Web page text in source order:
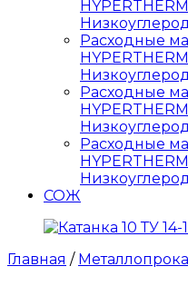
Расходные
Расходные
Расходные
СОЖ
Главная /